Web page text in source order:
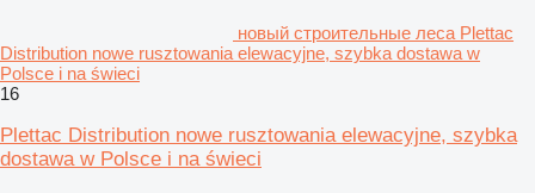
новый строительные леса Plettac
Distribution nowe rusztowania elewacyjne, szybka dostawa w
Polsce i na świeci
16
Plettac Distribution nowe rusztowania elewacyjne, szybka
dostawa w Polsce i na świeci